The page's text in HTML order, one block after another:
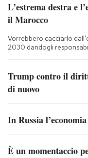
L’estrema destra e
il Marocco
Vorrebbero cacciarlo
2030 dandogli
Trump contro il
di nuovo
In Russia
È un momentaccio